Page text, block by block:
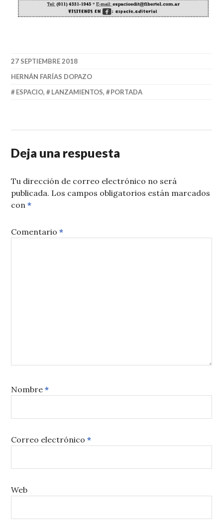
27 SEPTIEMBRE 2018
HERNÁN FARÍAS DOPAZO
ESPACIO, LANZAMIENTOS, PORTADA
Deja una respuesta
Tu dirección de correo electrónico no será
publicada. Los campos obligatorios están marcados
con*
Comentario*
Nombre*
Correo electrónico*
Web